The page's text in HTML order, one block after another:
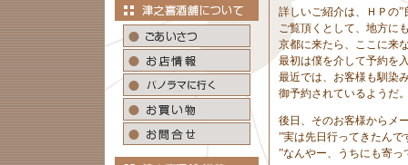
詳しいご紹介は、ＨＰの”
ご覧頂くとして、地方に
京都に来たら、ここに来
最初は僕を介して予約を
最近では、お客様も馴染
御予約されているようだ
後日、そのお客様からメ
”実は先日行ってきたんで
”なんやー、うちにも寄っ